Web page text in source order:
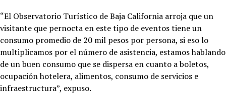
“El Observatorio Turístico de Baja California arroja que un
visitante que pernocta en este tipo de eventos tiene un
consumo promedio de 20 mil pesos por persona, si eso lo
multiplicamos por el número de asistencia, estamos hablando
de un buen consumo que se dispersa en cuanto a boletos,
ocupación hotelera, alimentos, consumo de servicios e
infraestructura”, expuso.